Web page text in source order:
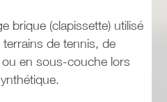
brique (clapissette) utilisé
de tennis, de
en sous-couche lors